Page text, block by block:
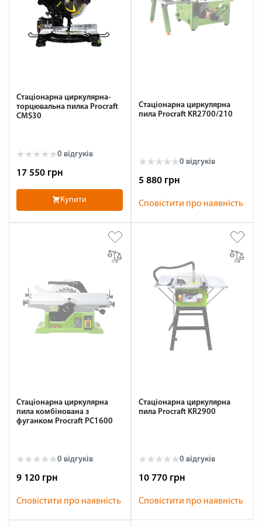
Стаціонарна циркулярна-
торцювальна пилка Procraft
CMS30
0 відгуків
17 550 грн
Купити
Стаціонарна циркулярна
пила Procraft KR2700/210
0 відгуків
5 880 грн
Сповістити про наявність
Стаціонарна циркулярна
пила комбінована з
фуганком Procraft PC1600
0 відгуків
9 120 грн
Сповістити про наявність
Стаціонарна циркулярна
пила Procraft KR2900
0 відгуків
10 770 грн
Сповістити про наявність